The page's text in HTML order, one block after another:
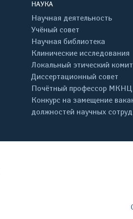
НАУКА
Научная деятельность
Учёный совет
Научная библиотека
Клинические исследования
Локальный этический
Диссертационный совет
Почётный профессор МКНЦ
Конкурс на замещение
должностей научных